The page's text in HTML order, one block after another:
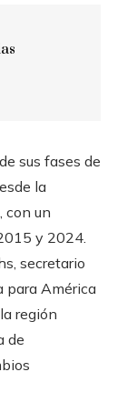
sus fases de
la
con un
y 2024.
secretario
para América
región
de